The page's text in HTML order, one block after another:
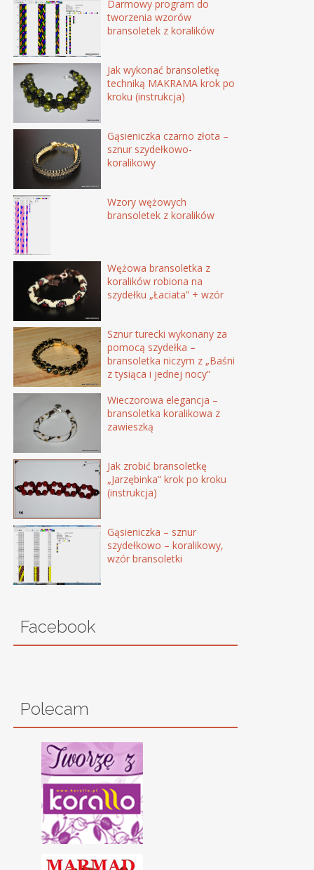
Darmowy program do
tworzenia wzorów
bransoletek z koralików
Jak wykonać bransoletkę
techniką MAKRAMA krok po
kroku (instrukcja)
Gąsieniczka czarno złota –
sznur szydełkowo-
koralikowy
Wzory wężowych
bransoletek z koralików
Wężowa bransoletka z
koralików robiona na
szydełku „Łaciata” + wzór
Sznur turecki wykonany za
pomocą szydełka –
bransoletka niczym z „Baśni
z tysiąca i jednej nocy”
Wieczorowa elegancja –
bransoletka koralikowa z
zawieszką
Jak zrobić bransoletkę
„Jarzębinka” krok po kroku
(instrukcja)
Gąsieniczka – sznur
szydełkowo – koralikowy,
wzór bransoletki
Facebook
Polecam